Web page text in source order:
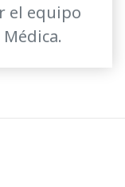
el equipo